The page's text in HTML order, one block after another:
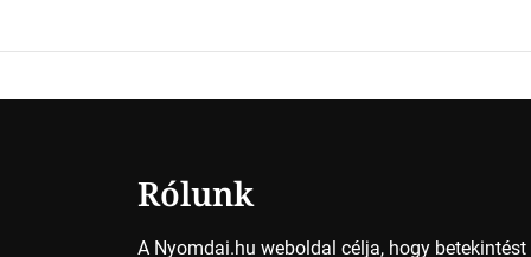
után derüljön ki, hogy valamit másképp kellett
volna csinálni! […]
Rólunk
A Nyomdai.hu weboldal célja, hogy